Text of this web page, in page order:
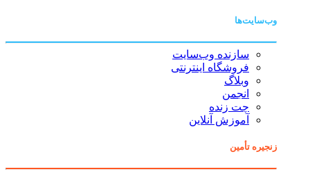
وب‌سایت‌ها
سازنده وب‌سایت
فروشگاه اینترنتی
وبلاگ
انجمن
چت زنده
آموزش آنلاین
زنجیره تأمین